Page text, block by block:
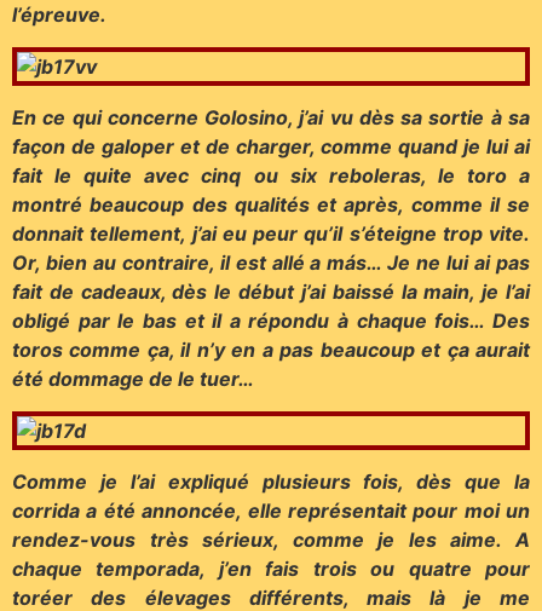
l’épreuve.
En ce qui concerne Golosino, j’ai vu dès sa sortie à sa
façon de galoper et de charger, comme quand je lui ai
fait le quite avec cinq ou six reboleras, le toro a
montré beaucoup des qualités et après, comme il se
donnait tellement, j’ai eu peur qu’il s’éteigne trop vite.
Or, bien au contraire, il est allé a más… Je ne lui ai pas
fait de cadeaux, dès le début j’ai baissé la main, je l’ai
obligé par le bas et il a répondu à chaque fois… Des
toros comme ça, il n’y en a pas beaucoup et ça aurait
été dommage de le tuer…
Comme je l’ai expliqué plusieurs fois, dès que la
corrida a été annoncée, elle représentait pour moi un
rendez-vous très sérieux, comme je les aime. A
chaque temporada, j’en fais trois ou quatre pour
toréer des élevages différents, mais là je me